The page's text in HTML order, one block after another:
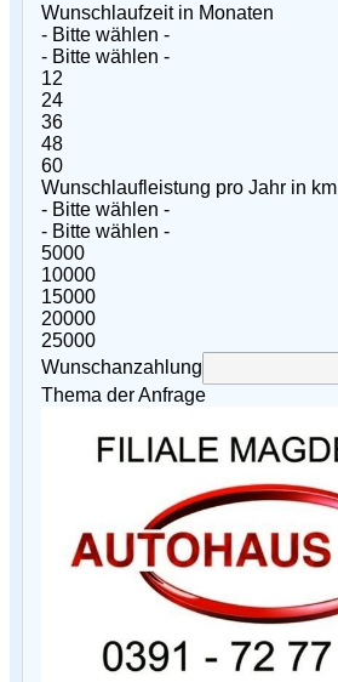
Wunschlaufzeit in Monaten
- Bitte wählen -
- Bitte wählen -
12
24
36
48
60
Wunschlaufleistung pro Jahr in km
- Bitte wählen -
- Bitte wählen -
5000
10000
15000
20000
25000
Wunschanzahlung
Thema der Anfrage